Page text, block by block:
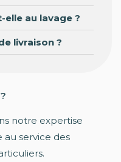
elle au lavage ?
livraison ?
notre expertise
au service des